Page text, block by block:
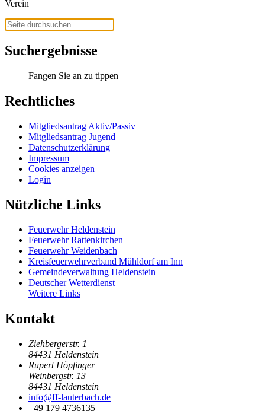
Verein
Suchergebnisse
Fangen Sie an zu tippen
Rechtliches
Mitgliedsantrag Aktiv/Passiv
Mitgliedsantrag Jugend
Datenschutzerklärung
Impressum
Cookies anzeigen
Login
Nützliche Links
Feuerwehr Heldenstein
Feuerwehr Rattenkirchen
Feuerwehr Weidenbach
Kreisfeuerwehrverband Mühldorf am Inn
Gemeindeverwaltung Heldenstein
Deutscher Wetterdienst
Weitere Links
Kontakt
Ziehbergerstr. 1
84431 Heldenstein
Rupert Höpfinger
Weinbergstr. 13
84431 Heldenstein
info@ff-lauterbach.de
+49 179 4736135